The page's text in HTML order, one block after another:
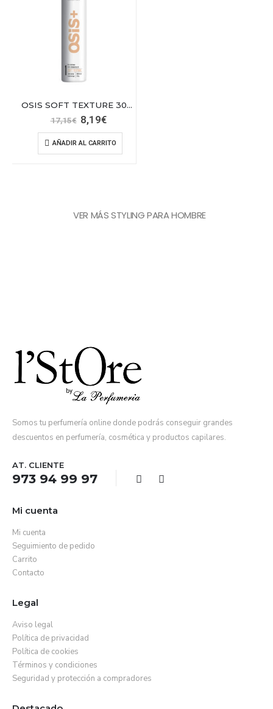
OSIS SOFT TEXTURE 300 ML
17,15€ El
precio
original
era:
17,15€.
8,19€El
actual
es:
8,19€.
AÑADIR AL CARRITO
VER MÁS STYLING PARA HOMBRE
Somos tu perfumería online donde podrás conseguir grandes
descuentos en perfumería, cosmética y productos capilares.
AT. CLIENTE
973 94 99 97
Mi cuenta
Mi cuenta
Seguimiento de pedido
Carrito
Contacto
Legal
Aviso legal
Política de privacidad
Política de cookies
Términos y condiciones
Seguridad y protección a compradores